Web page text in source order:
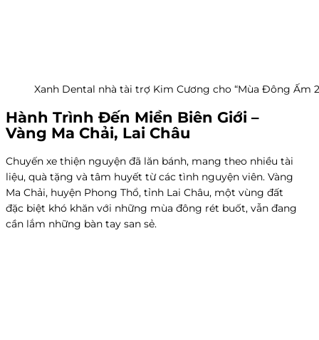
Xanh Dental nhà tài trợ Kim Cương cho “Mùa Đông Ấm
Hành Trình Đến Miền Biên Giới –
Vàng Ma Chải, Lai Châu
Chuyến xe thiện nguyện đã lăn bánh, mang theo nhiều tài
liệu, quà tặng và tâm huyết từ các tình nguyện viên. Vàng
Ma Chải, huyện Phong Thổ, tỉnh Lai Châu, một vùng đất
đặc biệt khó khăn với những mùa đông rét buốt, vẫn đang
cần lắm những bàn tay san sẻ.